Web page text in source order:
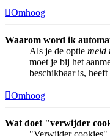
Omhoog
Waarom word ik
Als je de optie meld
moet je bij het
beschikbaar is,
Omhoog
Wat doet "verwijder
"Verwijder cookies"